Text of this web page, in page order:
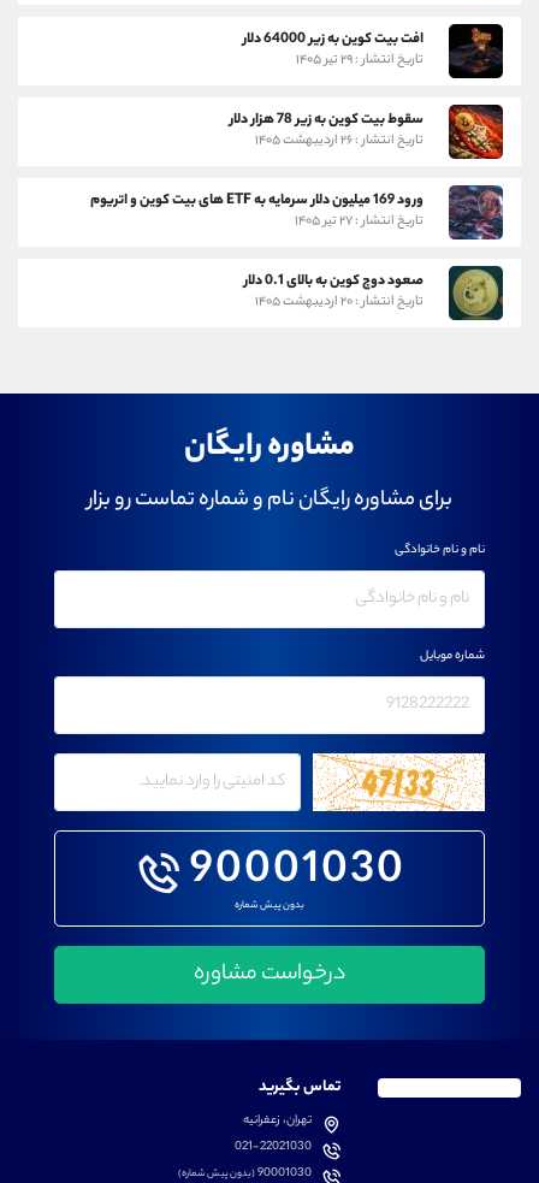
افت بیت کوین به زیر 64000 دلار
تاریخ انتشار : ۲۹ تیر ۱۴۰۵
سقوط بیت کوین به زیر 78 هزار دلار
تاریخ انتشار : ۲۶ اردیبهشت ۱۴۰۵
ورود 169 میلیون دلار سرمایه به ETF های بیت کوین و اتریوم
تاریخ انتشار : ۲۷ تیر ۱۴۰۵
صعود دوج کوین به بالای 0.1 دلار
تاریخ انتشار : ۲۰ اردیبهشت ۱۴۰۵
مشاوره رایگان
برای مشاوره رایگان نام و شماره تماست رو بزار
90001030
بدون پیش شماره
نام و نام خانوادگی
شماره موبایل
تماس بگیرید
تهران، زعفرانیه
021-22021030
90001030(بدون پیش شماره)